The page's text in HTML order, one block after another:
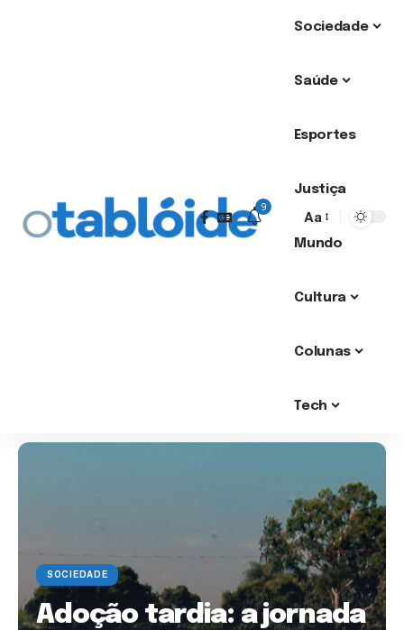
Sociedade
Saúde
Esportes
Justiça
Mundo
Cultura
Colunas
Tech
9
Aa
SOCIEDADE
Adoção tardia: a jornada